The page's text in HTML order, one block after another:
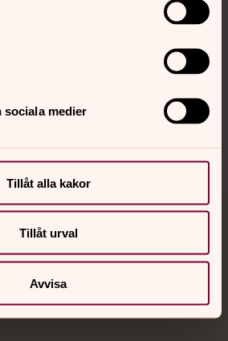
medier
Tillåt alla kakor
Tillåt urval
Avvisa
Prata eller chatta anonymt
och nätter.